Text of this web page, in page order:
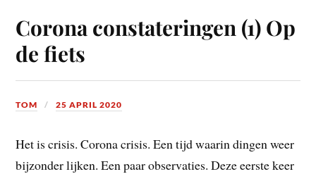
Corona constateringen (1) Op
de fiets
TOM 25 APRIL 2020
Het is crisis. Corona crisis. Een tijd waarin dingen weer
bijzonder lijken. Een paar observaties. Deze eerste keer